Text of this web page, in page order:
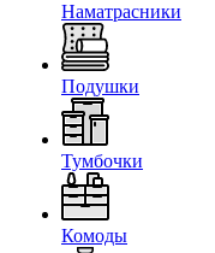
Наматрасники
Подушки
Тумбочки
Комоды